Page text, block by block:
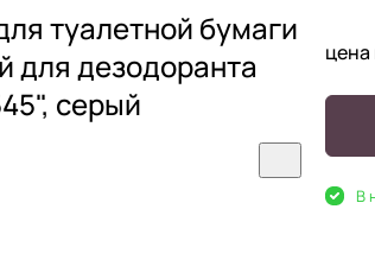
туалетной бумаги
для дезодоранта
серый
цена
В